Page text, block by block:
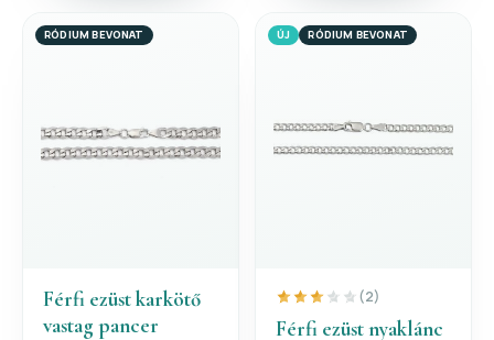
RÓDIUM BEVONAT
Férfi ezüst karkötő
vastag pancer
ÚJ RÓDIUM BEVONAT
(2)
Férfi ezüst nyaklánc